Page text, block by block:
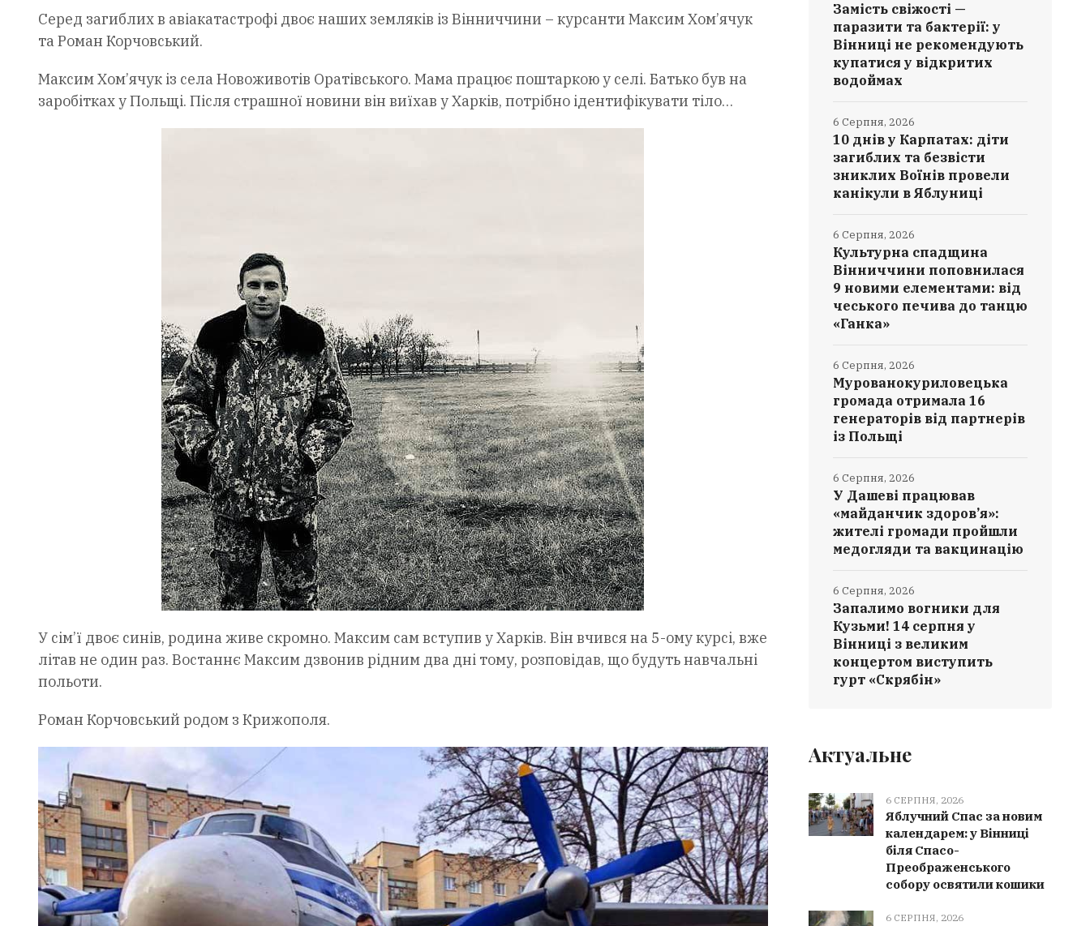
Серед загиблих в авіакатастрофі двоє наших земляків із Вінниччини – курсанти Максим Хом’ячук
та Роман Корчовський.
Максим Хом’ячук із села Новоживотів Оратівського. Мама працює поштаркою у селі. Батько був на
заробітках у Польщі. Після страшної новини він виїхав у Харків, потрібно ідентифікувати тіло…
У сім’ї двоє синів, родина живе скромно. Максим сам вступив у Харків. Він вчився на 5-ому курсі, вже
літав не один раз. Востаннє Максим дзвонив рідним два дні тому, розповідав, що будуть навчальні
польоти.
Роман Корчовський родом з Крижополя.
Замість свіжості —
паразити та бактерії: у
Вінниці не рекомендують
купатися у відкритих
водоймах
10 днів у Карпатах: діти
загиблих та безвісти
зниклих Воїнів провели
канікули в Яблуниці
6 Серпня, 2026
Культурна спадщина
Вінниччини поповнилася
9 новими елементами: від
чеського печива до танцю
«Ганка»
6 Серпня, 2026
Мурованокуриловецька
громада отримала 16
генераторів від партнерів
із Польщі
6 Серпня, 2026
У Дашеві працював
«майданчик здоров’я»:
жителі громади пройшли
медогляди та вакцинацію
6 Серпня, 2026
Запалимо вогники для
Кузьми! 14 серпня у
Вінниці з великим
концертом виступить
гурт «Скрябін»
6 Серпня, 2026
Актуальне
6 СЕРПНЯ, 2026
Яблучний Спас за новим
календарем: у Вінниці
біля Спасо-
Преображенського
собору освятили кошики
6 СЕРПНЯ, 2026